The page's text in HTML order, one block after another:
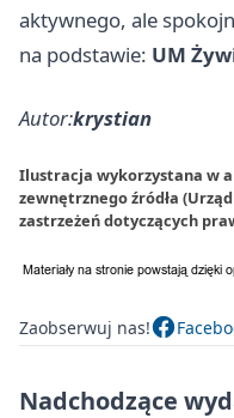
aktywnego, ale
na podstawie: UM
Autor:krystian
Ilustracja wykorzystana w
zewnętrznego źródła
zastrzeżeń dotyczących
Zaobserwuj nas!
Nadchodzące